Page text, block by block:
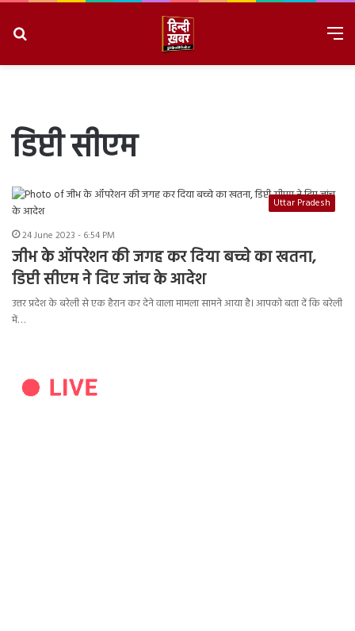
डिप्टी सीएम
Uttar Pradesh
24 June 2023 - 6:54 PM
जीभ के ऑपरेशन की जगह कर दिया बच्चे का खतना,
डिप्टी सीएम ने दिए जांच के आदेश
उत्तर प्रदेश के बरेली से एक हैरान कर देने वाला मामला सामने आया है। आपको बता दें कि बरेली
में…